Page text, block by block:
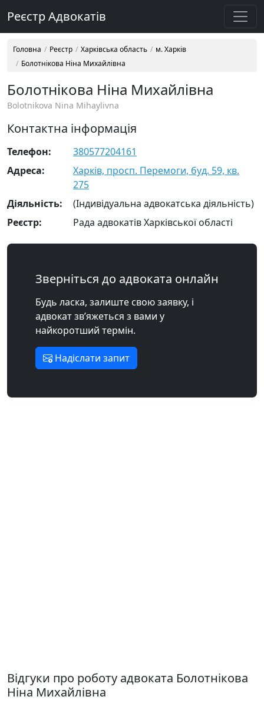
Реєстр Адвокатів
Головна Реєстр Харківська область
м. Харків
Болотнікова Ніна Михайлівна
Болотнікова Ніна Михайлівна
Bolotnikova Nina Mihaylivna
Контактна інформація
Телефон:
380577204161
Адреса:
Харків, просп. Перемоги, буд. 59, кв.
275
Діяльність:
(Індивідуальна адвокатська діяльність)
Реєстр:
Рада адвокатів Харківської області
Зверніться до адвоката онлайн
Будь ласка, залиште свою заявку, і
адвокат зв’яжеться з вами у
найкоротший термін.
Надіслати запит
Відгуки про роботу адвоката Болотнікова
Ніна Михайлівна